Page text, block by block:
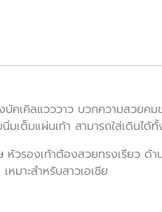
คเคิลแวววาว บวกความสวยค
เต็มแผ่นเท้า สามารถใส่เดินไ
ษ หัวรองเท้าต้องสวยทรงเรีย
มาะสำหรับสาวเอเชีย